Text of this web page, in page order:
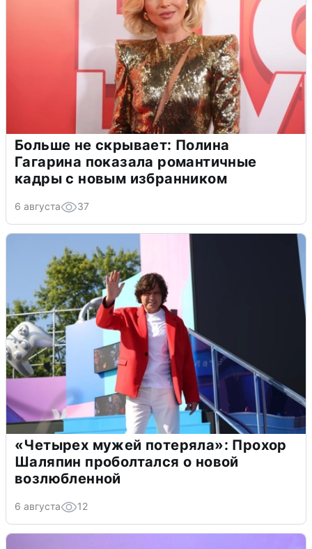
Больше не скрывает: Полина
Гагарина показала романтичные
кадры с новым избранником
6 августа 37
«Четырех мужей потеряла»: Прохор
Шаляпин проболтался о новой
возлюбленной
6 августа 12